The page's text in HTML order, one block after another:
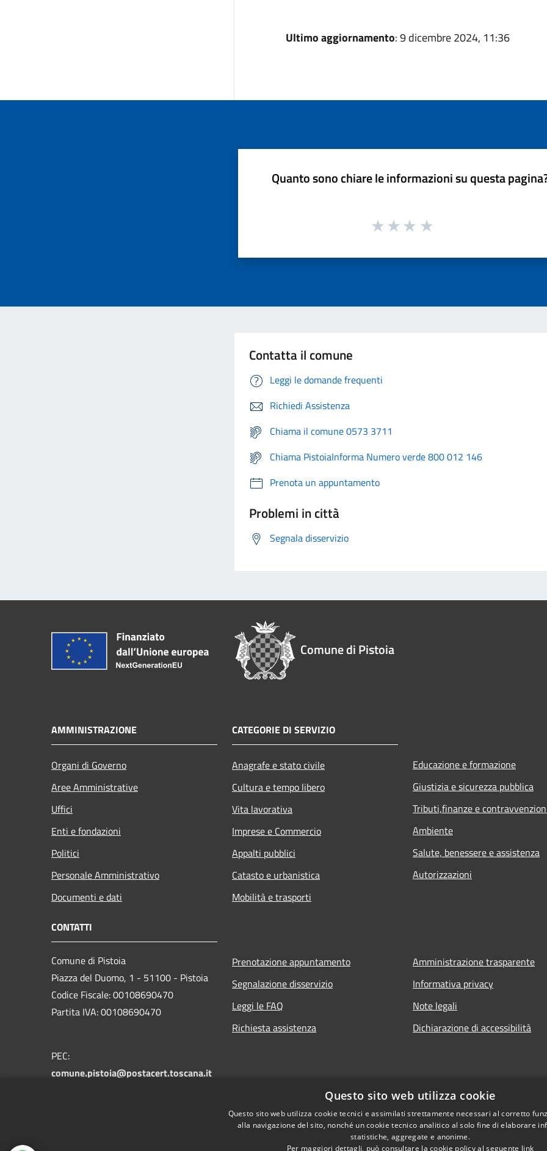
Ultimo aggiornamento: 9 dicembre 2024, 11:36
Quanto sono chiare le informazioni su questa
Contatta il comune
Leggi le domande frequenti
Richiedi Assistenza
Chiama il comune 0573 3711
Chiama PistoiaInforma Numero verde 800 012 146
Prenota un appuntamento
Problemi in città
Segnala disservizio
Comune di Pistoia
AMMINISTRAZIONE
Organi di Governo
Aree Amministrative
Uffici
Enti e fondazioni
Politici
Personale Amministrativo
Documenti e dati
CATEGORIE DI SERVIZIO
Anagrafe e stato civile
Cultura e tempo libero
Vita lavorativa
Imprese e Commercio
Appalti pubblici
Catasto e urbanistica
Mobilità e trasporti
Educazione e formazione
Giustizia e sicurezza pubblica
Tributi,finanze e
Ambiente
Salute, benessere e assistenza
Autorizzazioni
CONTATTI
Comune di Pistoia
Piazza del Duomo, 1 - 51100 - Pistoia
Codice Fiscale: 00108690470
Partita IVA: 00108690470
PEC:
comune.pistoia@postacert.toscana.it
Prenotazione appuntamento
Segnalazione disservizio
Leggi le FAQ
Richiesta assistenza
Amministrazione trasparente
Informativa privacy
Note legali
Dichiarazione di accessibilità
Questo sito web utilizza cookie
Questo sito web utilizza cookie tecnici e assimilati strettamente necessari al corretto
alla navigazione del sito, nonché un cookie tecnico analitico al solo fine di elaborare
statistiche, aggregate e anonime.
Per maggiori dettagli, può consultare la cookie policy al seguente link